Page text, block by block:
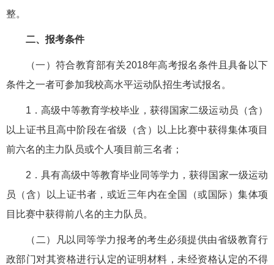
整。
二、报考条件
（一）符合教育部有关2018年高考报名条件且具备以下
条件之一者可参加我校高水平运动队招生考试报名。
1．高级中等教育学校毕业，获得国家二级运动员（含）
以上证书且高中阶段在省级（含）以上比赛中获得集体项目
前六名的主力队员或个人项目前三名者；
2．具有高级中等教育毕业同等学力，获得国家一级运动
员（含）以上证书者，或近三年内在全国（或国际）集体项
目比赛中获得前八名的主力队员。
（二）凡以同等学力报考的考生必须提供由省级教育行
政部门对其资格进行认定的证明材料，未经资格认定的不得